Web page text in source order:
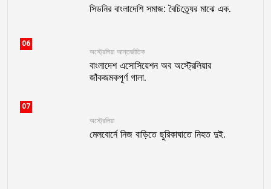
সিডনির বাংলাদেশি সমাজ: বৈচিত্র্যের মাঝে এক.
06
অস্ট্রেলিয়া আন্তর্জাতিক
বাংলাদেশ এসোসিয়েশন অব অস্ট্রেলিয়ার
জাঁকজমকপূর্ণ গালা.
07
অস্ট্রেলিয়া
মেলবোর্নে নিজ বাড়িতে ছুরিকাঘাতে নিহত দুই.